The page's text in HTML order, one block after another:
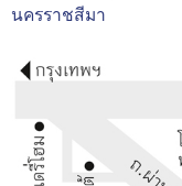
นครราชสีมา